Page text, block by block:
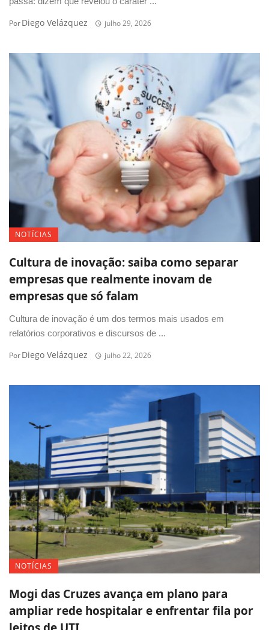
PorDiego Velázquez julho 29, 2026
NOTÍCIAS
Cultura de inovação: saiba como separar
empresas que realmente inovam de
empresas que só falam
Cultura de inovação é um dos termos mais usados em
relatórios corporativos e discursos de ...
PorDiego Velázquez julho 22, 2026
NOTÍCIAS
Mogi das Cruzes avança em plano para
ampliar rede hospitalar e enfrentar fila por